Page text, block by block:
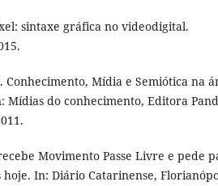
pixel: sintaxe gráfica no videodigital.
Conhecimento, Mídia e Semiótica na
Mídias do conhecimento, Editora
Movimento Passe Livre e pede
hoje. In: Diário Catarinense,